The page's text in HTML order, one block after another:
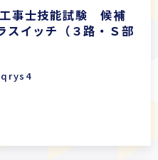
事士技能試験 候補
イッチ（３路・Ｓ部